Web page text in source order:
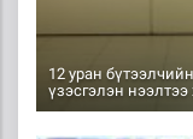
12 уран
үзэсгэлэн